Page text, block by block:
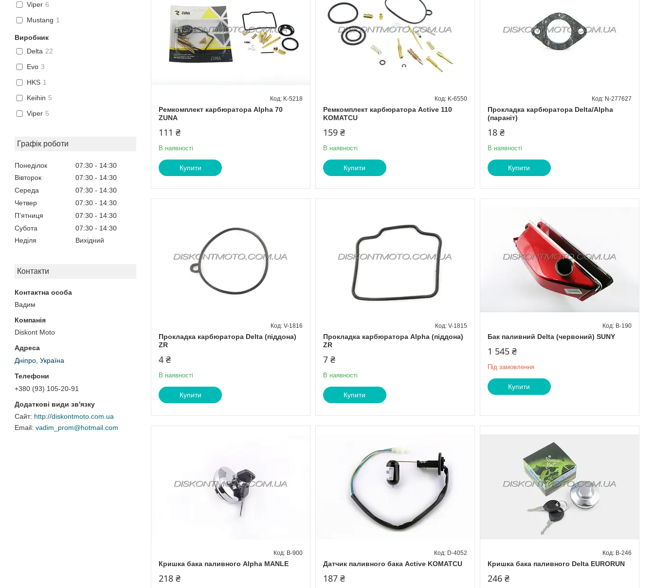
Viper 6
Mustang 1
Виробник
Delta 22
Evo 3
HKS 1
Keihin 5
Viper 5
Графік роботи
Понеділок 07:30
14:30
Вівторок
07:30
14:30
Середа
07:30
14:30
Четвер
07:30
14:30
Пʼятниця
07:30
14:30
Субота
07:30
14:30
Неділя
Вихідний
Контакти
Вадим
Diskont Moto
Дніпро, Україна
+380 (93) 105-20-91
http://diskontmoto.com.ua
vadim_prom@hotmail.com
Ремкомплект карбюратора Alpha 70
ZUNA
K-5218
111 ₴
В наявності
Купити
Ремкомплект карбюратора Active 110
KOMATCU
K-6550
159 ₴
В наявності
Купити
Прокладка карбюратора Delta/Alpha
(параніт)
N-277627
18 ₴
В наявності
Купити
Прокладка карбюратора Delta (піддона)
ZR
V-1816
4 ₴
В наявності
Купити
Прокладка карбюратора Alpha (піддона)
ZR
V-1815
7 ₴
В наявності
Купити
Бак паливний Delta (червоний) SUNY
B-190
1 545 ₴
Під замовлення
Купити
Кришка бака паливного Alpha MANLE
B-900
218 ₴
Датчик паливного бака Active KOMATCU
D-4052
187 ₴
Кришка бака паливного Delta EURORUN
B-246
246 ₴